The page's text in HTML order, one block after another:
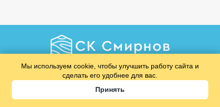
Позвоните мне
Мы используем cookie, чтобы улучшить работу сайта и
сделать его удобнее для вас.
Принять